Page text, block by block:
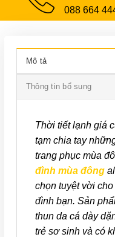
088 664
Mô tả
Thông tin bổ sung
Thời tiết lạnh giá
tạm chia tay
trang phục mùa
đình mùa đông
chọn tuyệt vời
đình bạn. Sản
thun da cá dày
trẻ sơ sinh và có